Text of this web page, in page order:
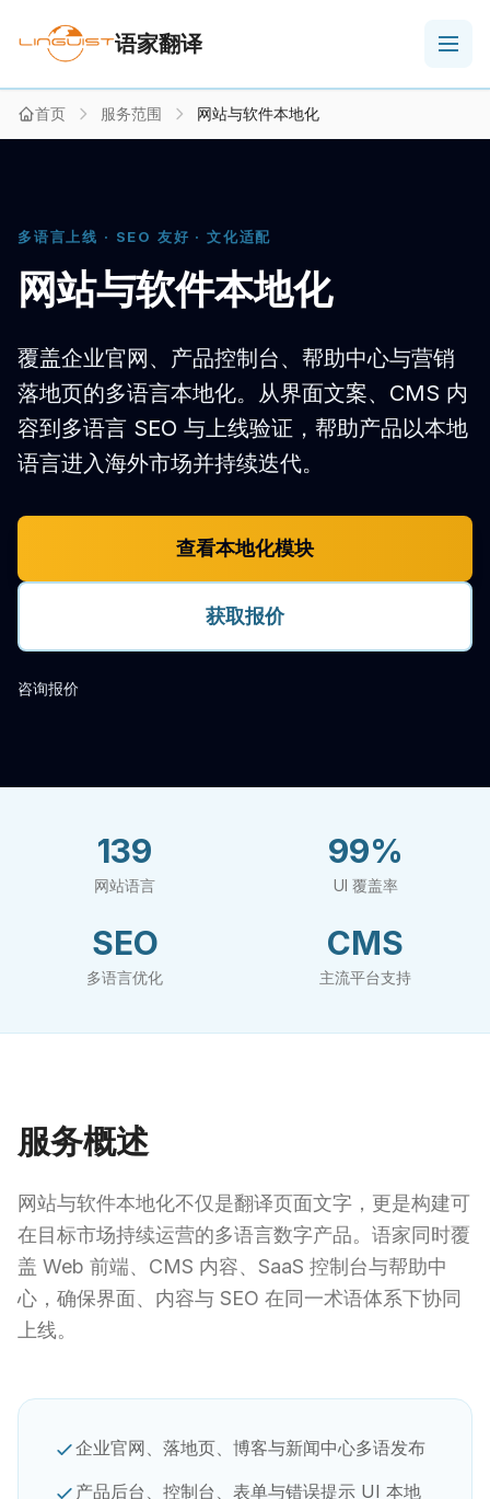
语家翻译
首页 服务范围 网站与软件本地化
多语言上线 · SEO 友好 · 文化适配
网站与软件本地化
覆盖企业官网、产品控制台、帮助中心与营销
落地页的多语言本地化。从界面文案、CMS 内
容到多语言 SEO 与上线验证，帮助产品以本地
语言进入海外市场并持续迭代。
查看本地化模块
获取报价
咨询报价
139
网站语言
99%
UI 覆盖率
SEO
多语言优化
CMS
主流平台支持
服务概述
网站与软件本地化不仅是翻译页面文字，更是构建可
在目标市场持续运营的多语言数字产品。语家同时覆
盖 Web 前端、CMS 内容、SaaS 控制台与帮助中
心，确保界面、内容与 SEO 在同一术语体系下协同
上线。
企业官网、落地页、博客与新闻中心多语发布
产品后台、控制台、表单与错误提示 UI 本地